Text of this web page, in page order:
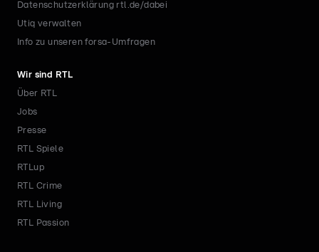
Datenschutzerklärung rtl.de/dabei
Utiq verwalten
Info zu unseren forsa-Umfragen
Wir sind RTL
Über RTL
Jobs
Presse
RTL Spiele
RTLup
RTL Crime
RTL Living
RTL Passion